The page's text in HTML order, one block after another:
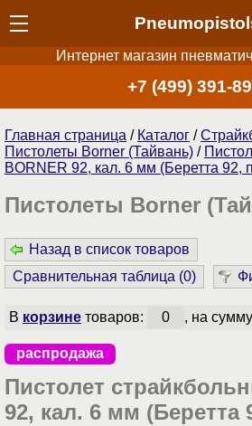
Интернет магазин
+7 (499) 391-
Главная страница / Каталог /
Пистолеты Borner (Тайвань) /
BORNER 92, кал. 6 мм (Беретта 92,
Пистолеты Borner
Назад в список товаров
Сравнительная таблица (0)
В корзинетоваров: 0 , на сумму
распродажа
Пистолет
92, кал. 6 мм (Беретта